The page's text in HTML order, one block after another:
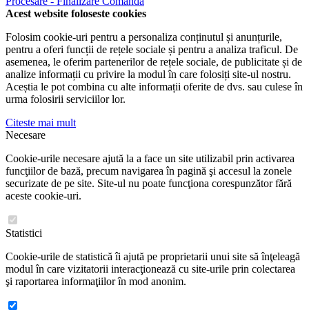
Acest website foloseste cookies
Folosim cookie-uri pentru a personaliza conținutul și anunțurile,
pentru a oferi funcții de rețele sociale și pentru a analiza traficul. De
asemenea, le oferim partenerilor de rețele sociale, de publicitate și de
analize informații cu privire la modul în care folosiți site-ul nostru.
Aceștia le pot combina cu alte informații oferite de dvs. sau culese în
urma folosirii serviciilor lor.
Citeste mai mult
Necesare
Cookie-urile necesare ajută la a face un site utilizabil prin activarea
funcţiilor de bază, precum navigarea în pagină şi accesul la zonele
securizate de pe site. Site-ul nu poate funcţiona corespunzător fără
aceste cookie-uri.
Statistici
Cookie-urile de statistică îi ajută pe proprietarii unui site să înţeleagă
modul în care vizitatorii interacţionează cu site-urile prin colectarea
şi raportarea informaţiilor în mod anonim.